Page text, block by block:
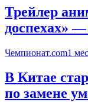
Трейлер
доспехах»
Чемпионат.com1
В Китае
по замене